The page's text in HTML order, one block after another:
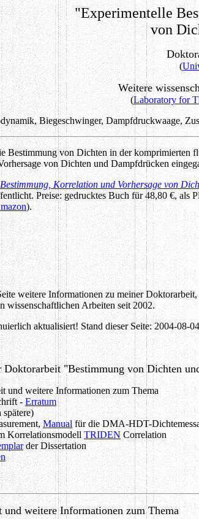
"Experimentelle
von
(
Weitere
(Laboratory for
Biegeschwinger, Dampfdruckwaage,
Bestimmung von Dichten in der komprimierten
von Dichten und Dampfdrücken
Korrelation und Vorhersage von
Preise: gedrucktes Buch für 48,80 €, als
).
weitere Informationen zu meiner
wissenschaftlichen Arbeiten seit 2002.
aktualisiert! Stand dieser Seite: 2004-08-
Doktorarbeit "Bestimmung von Dichten
und weitere Informationen zum Thema
-Erratum
Manual für die DMA-HDT-
Korrelationsmodell TRIDENCorrelation
der Dissertation
und weitere Informationen zum Thema